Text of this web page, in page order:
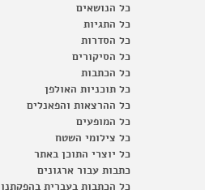
כל הנושאים
כל התגיות
כל הסדרות
כל הסיקורים
כל הכתבות
כל תוכניות האולפן
כל ההרצאות והפאנלים
כל המופעים
כל צילומי השטח
כל יוצרי התוכן באתר
כתבות עבור ארגונים
כל הכתבות בעברית בהפקתנו